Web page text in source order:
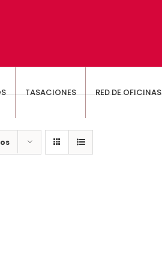
TASACIONES RED DE OFICINAS